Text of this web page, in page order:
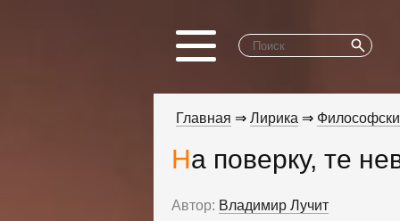
Главная ⇒ Лирика ⇒
На поверку, те
Автор: Владимир Лучит